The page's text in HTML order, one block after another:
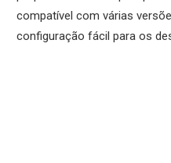
compatível com várias
configuração fácil para os